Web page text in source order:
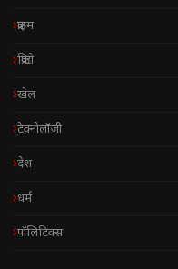
क्राइम
क्रिप्टो
खेल
टेक्नोलॉजी
देश
धर्म
पॉलिटिक्स